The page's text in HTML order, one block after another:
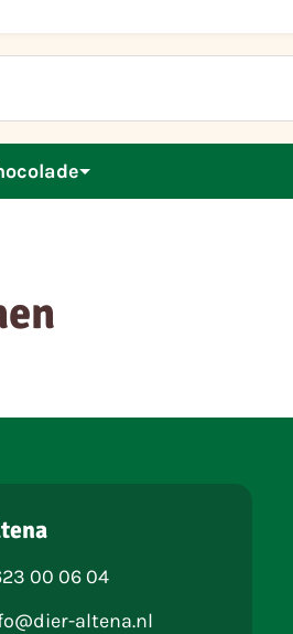
00 06 04
altena.nl